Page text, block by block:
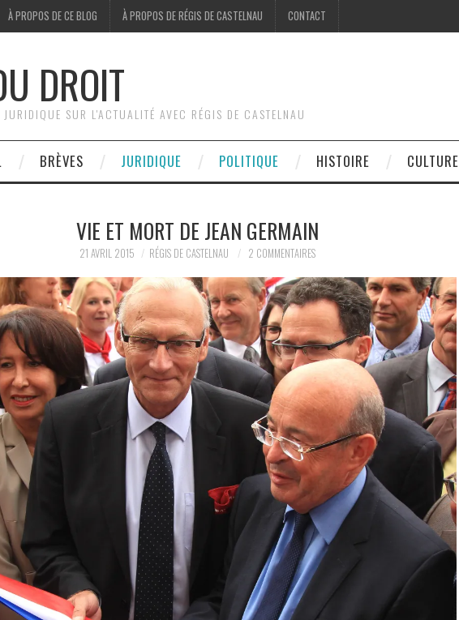
À PROPOS DE CE BLOG À PROPOS DE RÉGIS DE CASTELNAU CONTACT
DROIT
SUR L'ACTUALITÉ AVEC RÉGIS DE CASTELNAU
BRÈVES JURIDIQUE POLITIQUE HISTOIRE CULTURE
VIE ET MORT DE JEAN GERMAIN
21 AVRIL 2015 RÉGIS DE CASTELNAU 2 COMMENTAIRES